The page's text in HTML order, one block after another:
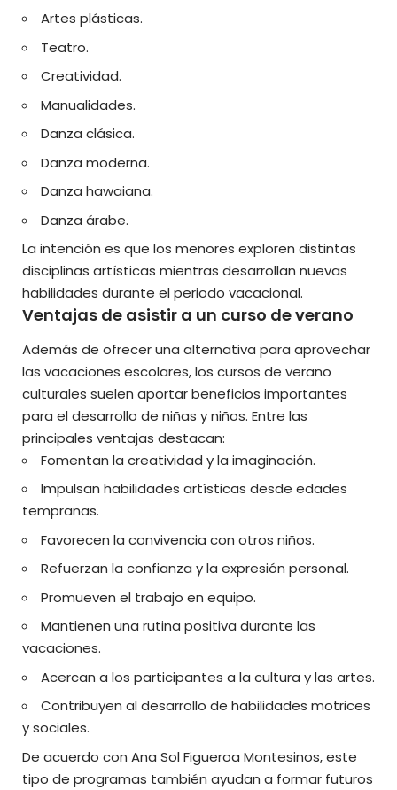
Artes plásticas.
Teatro.
Creatividad.
Manualidades.
Danza clásica.
Danza moderna.
Danza hawaiana.
Danza árabe.
La intención es que los menores exploren distintas
disciplinas artísticas mientras desarrollan nuevas
habilidades durante el periodo vacacional.
Ventajas de asistir a un curso de verano
Además de ofrecer una alternativa para aprovechar
las vacaciones escolares, los cursos de verano
culturales suelen aportar beneficios importantes
para el desarrollo de niñas y niños. Entre las
principales ventajas destacan:
Fomentan la creatividad y la imaginación.
Impulsan habilidades artísticas desde edades
tempranas.
Favorecen la convivencia con otros niños.
Refuerzan la confianza y la expresión personal.
Promueven el trabajo en equipo.
Mantienen una rutina positiva durante las
vacaciones.
Acercan a los participantes a la cultura y las artes.
Contribuyen al desarrollo de habilidades motrices
y sociales.
De acuerdo con Ana Sol Figueroa Montesinos, este
tipo de programas también ayudan a formar futuros